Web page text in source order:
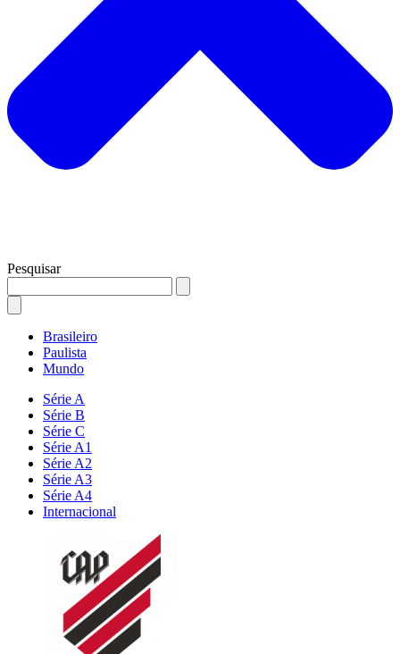
Pesquisar
Brasileiro
Paulista
Mundo
Série A
Série B
Série C
Série A1
Série A2
Série A3
Série A4
Internacional